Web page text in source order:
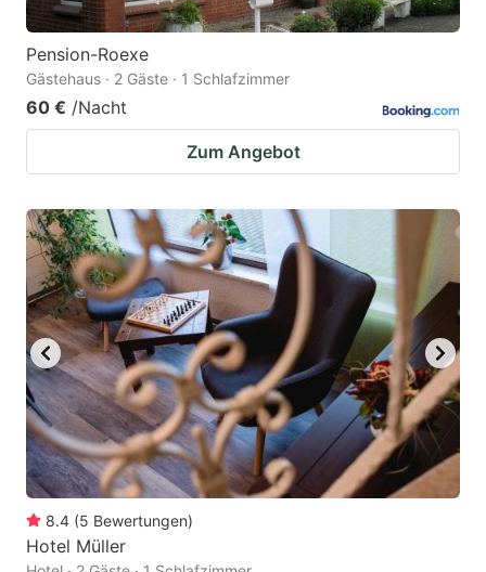
Pension-Roexe
Gästehaus · 2 Gäste · 1 Schlafzimmer
60 € /Nacht
Zum Angebot
8.4 (5 Bewertungen)
Hotel Müller